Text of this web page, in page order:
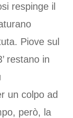
respinge il
Piove sul
restano in
un colpo ad
però, la